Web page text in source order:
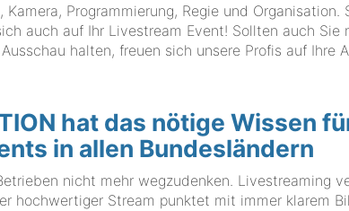
Programmierung, Regie und Organisation.
auch auf Ihr Livestream Event! Sollten auch Sie
halten, freuen sich unsere Profis auf Ihre
hat das nötige Wissen
in allen Bundesländern
nicht mehr wegzudenken. Livestreaming
hochwertiger Stream punktet mit immer klarem